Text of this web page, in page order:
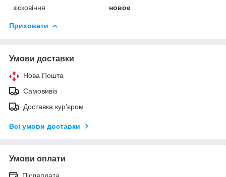
зісковіння новое
Приховати
Умови доставки
Нова Пошта
Самовивіз
Доставка кур'єром
Всі умови доставки
Умови оплати
Післяплата